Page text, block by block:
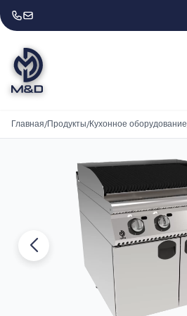
Главная/Продукты/Кухонное оборудование